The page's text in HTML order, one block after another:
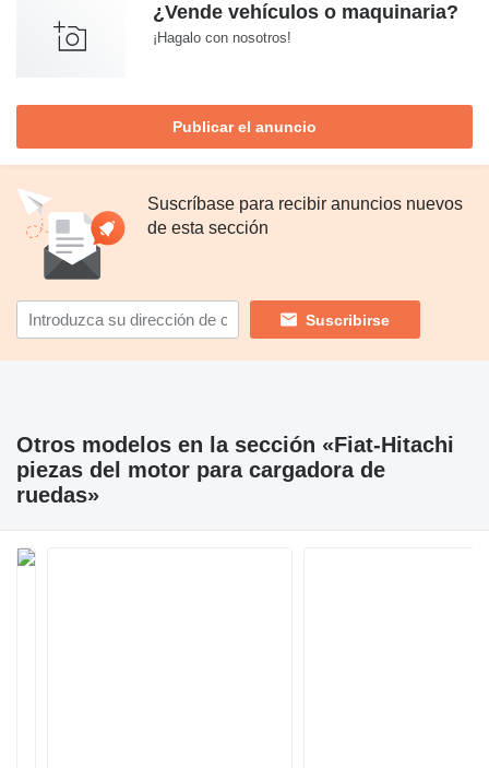
¿Vende vehículos o maquinaria?
¡Hagalo con nosotros!
Publicar el anuncio
Suscríbase para recibir anuncios nuevos
de esta sección
Suscribirse
Otros modelos en la sección «Fiat-Hitachi
piezas del motor para cargadora de
ruedas»